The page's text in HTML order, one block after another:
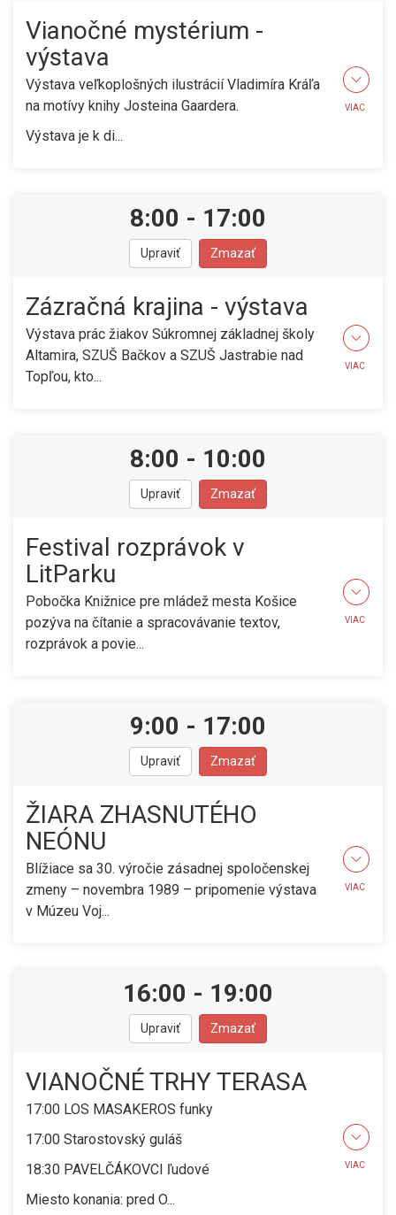
Vianočné mystérium -
výstava
Výstava veľkoplošných ilustrácií Vladimíra Kráľa
na motívy knihy Josteina Gaardera.
Výstava je k di...
VIAC
8:00 - 17:00
Upraviť Zmazať
Zázračná krajina - výstava
Výstava prác žiakov Súkromnej základnej školy
Altamira, SZUŠ Bačkov a SZUŠ Jastrabie nad
Topľou, kto...
VIAC
8:00 - 10:00
Upraviť Zmazať
Festival rozprávok v
LitParku
Pobočka Knižnice pre mládež mesta Košice
pozýva na čítanie a spracovávanie textov,
rozprávok a povie...
VIAC
9:00 - 17:00
Upraviť Zmazať
ŽIARA ZHASNUTÉHO
NEÓNU
Blížiace sa 30. výročie zásadnej spoločenskej
zmeny – novembra 1989 – pripomenie výstava
v Múzeu Voj...
VIAC
16:00 - 19:00
Upraviť Zmazať
VIANOČNÉ TRHY TERASA
17:00 LOS MASAKEROS funky
17:00 Starostovský guláš
18:30 PAVELČÁKOVCI ľudové
Miesto konania: pred O...
VIAC